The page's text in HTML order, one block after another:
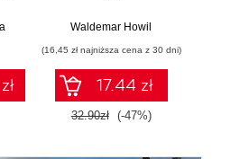
Waldemar Howil
(16,45 zł najniższa cena z 30 dni)
17.44 zł
32.90zł (-47%)